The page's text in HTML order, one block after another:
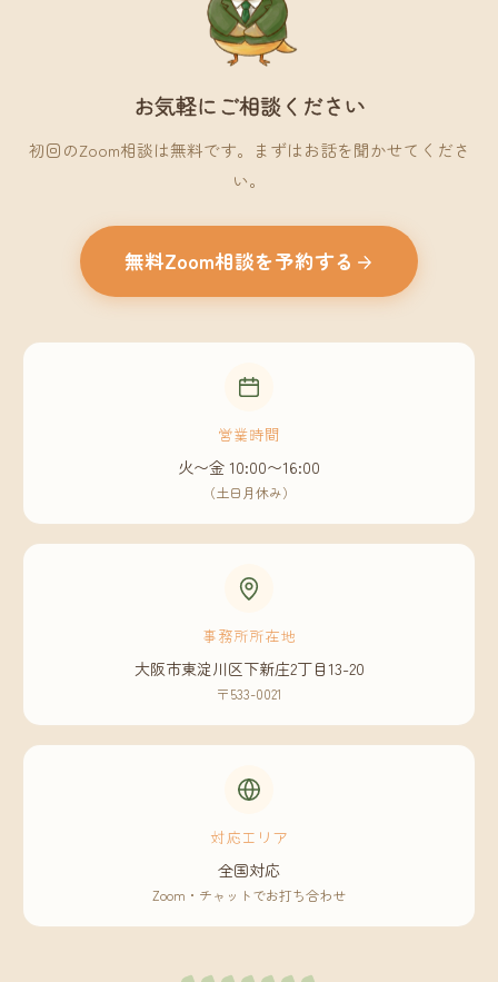
お気軽にご相談ください
初回のZoom相談は無料です。まずはお話を聞かせてくださ
い。
無料Zoom相談を予約する
営業時間
火〜金 10:00〜16:00
（土日月休み）
事務所所在地
大阪市東淀川区下新庄2丁目13-20
〒533-0021
対応エリア
全国対応
Zoom・チャットでお打ち合わせ